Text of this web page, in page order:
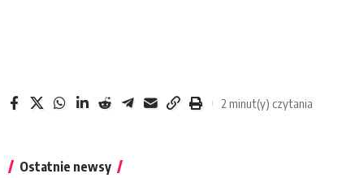
2 minut(y) czytania
Ostatnie newsy